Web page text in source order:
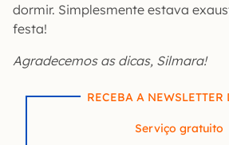
dormir. Simplesmente estava
festa!
Agradecemos as dicas, Silmara!
RECEBA A NEWSLETTER
Serviço gratuito